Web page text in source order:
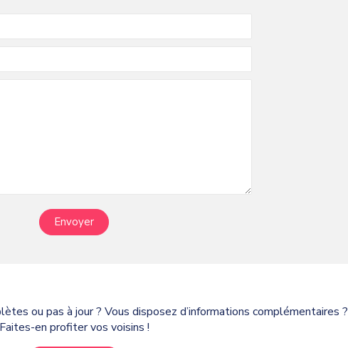
Envoyer
ou pas à jour ? Vous disposez d’informations complémentaires ?
Faites-en profiter vos voisins !